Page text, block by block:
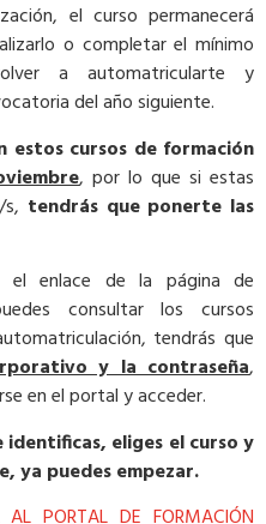
el curso permanecerá
o completar el mínimo
a automatricularte y
del año siguiente.
estos cursos de formación
, por lo que si estas
tendrás que ponerte las
el enlace de la página de
consultar los cursos
tendrás que
y la contraseña,
en el portal y acceder.
eliges el curso y
ya puedes empezar.